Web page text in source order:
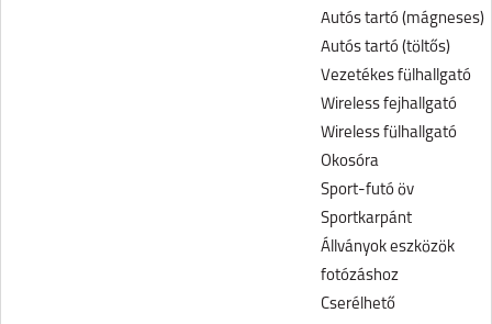
Autós tartó (mágneses)
Autós tartó (töltős)
Vezetékes fülhallgató
Wireless fejhallgató
Wireless fülhallgató
Okosóra
Sport-futó öv
Sportkarpánt
Állványok eszközök
fotózáshoz
Cserélhető